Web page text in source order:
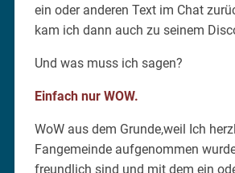
ein oder anderen Text im Chat
kam ich dann auch zu seinem
Und was muss ich sagen?
Einfach nur WOW.
WoW aus dem Grunde,weil Ich
Fangemeinde aufgenommen
freundlich sind und mit dem ein